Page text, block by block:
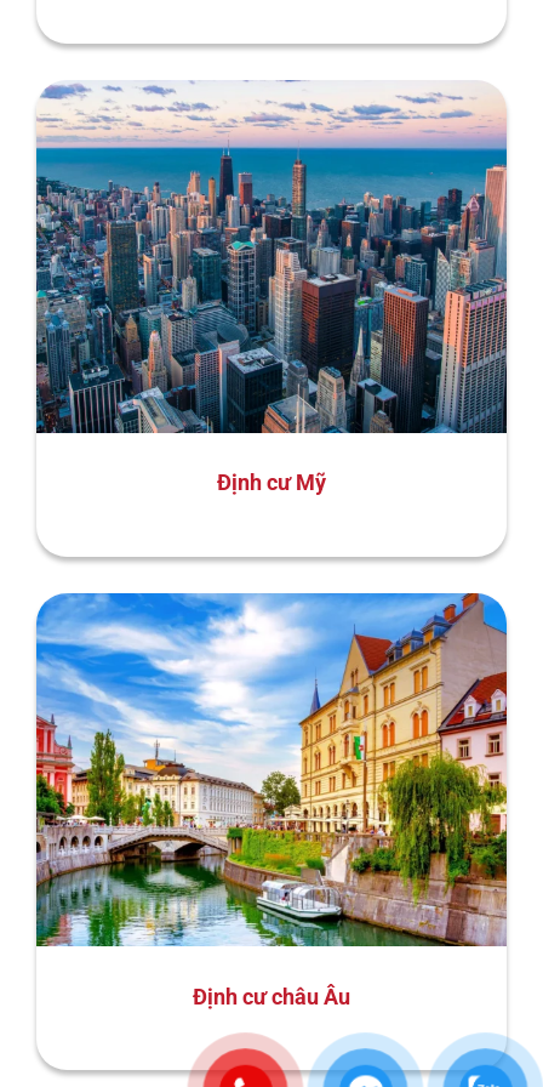
Định cư Mỹ
Định cư châu Âu